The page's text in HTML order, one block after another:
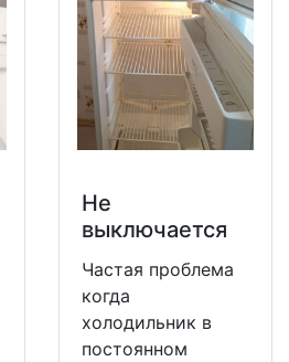
Не
выключается
Частая проблема
когда
холодильник в
постоянном